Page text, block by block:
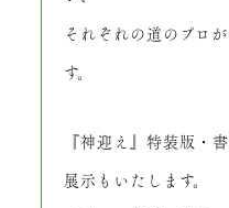
それぞれの道のプロ
す。
『神迎え』特装版・
展示もいたします。